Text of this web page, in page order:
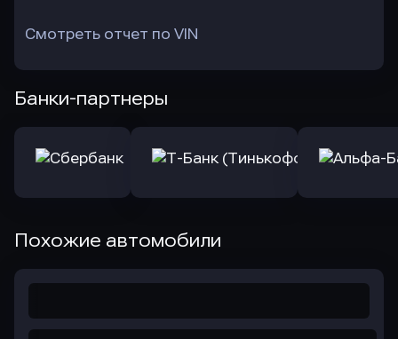
Смотреть отчет по VIN
Банки-партнеры
Похожие автомобили